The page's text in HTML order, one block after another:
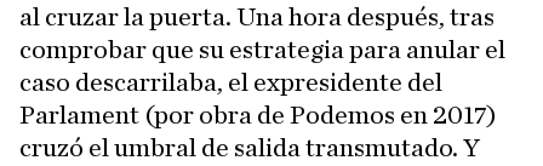
al cruzar la puerta. Una hora después, tras
comprobar que su estrategia para anular el
caso descarrilaba, el expresidente del
Parlament (por obra de Podemos en 2017)
cruzó el umbral de salida transmutado. Y